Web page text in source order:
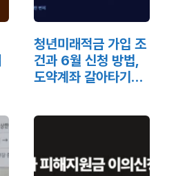
청년미래적금 가입 조
건과 6월 신청 방법,
도약계좌 갈아타기까